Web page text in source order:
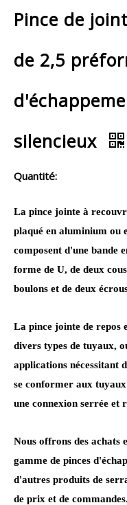
Pince de
de 2,5
silencieux
Quantité:
La pince jointe à
plaqué en aluminium ou
composent d'une bande
forme de U, de deux
boulons et de deux
La pince jointe de repos
divers types de tuyaux,
applications nécessitant
se conformer aux
une connexion serrée et
Nous offrons des achats
gamme de pinces
d'autres produits de
de prix et de commandes.